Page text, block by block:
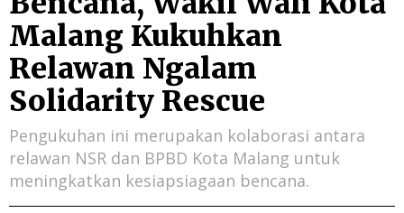
Malang Kukuhkan
Relawan Ngalam
Solidarity Rescue
Pengukuhan ini merupakan kolaborasi antara
relawan NSR dan BPBD Kota Malang untuk
meningkatkan kesiapsiagaan bencana.